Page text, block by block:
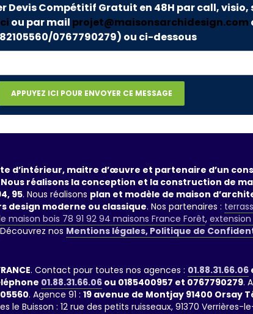
Devis Compétitif Gratuit en 48H par call,
ou par mail projet@maisonsarchidesign.com
0767790279) ou ci-dessous
d’intérieur, maitre d’œuvre et partenaire d’un
réalisons la conception et la construction de
95. Nous réalisons plan et modèle de maison
design moderne ou classique. Nos partenaires :
maison bois 78 91 92 94 maisons France Forêt,
nos Mentions légales, Politique de
. Contact pour toutes nos agences : 01.88.31.66.06
01.88.31.66.06 ou 0185400957 et 0767790279.
. Agence 91 : 19 avenue de Montjay 91400 Orsay
le Buisson : 12 rue des petits ruisseaux, 91370 Verrières-